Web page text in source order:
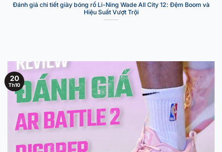
Đánh giá chi tiết giày bóng rổ Li-Ning Wade All City 12: Đệm Boom và
Hiệu Suất Vượt Trội
20
Th10